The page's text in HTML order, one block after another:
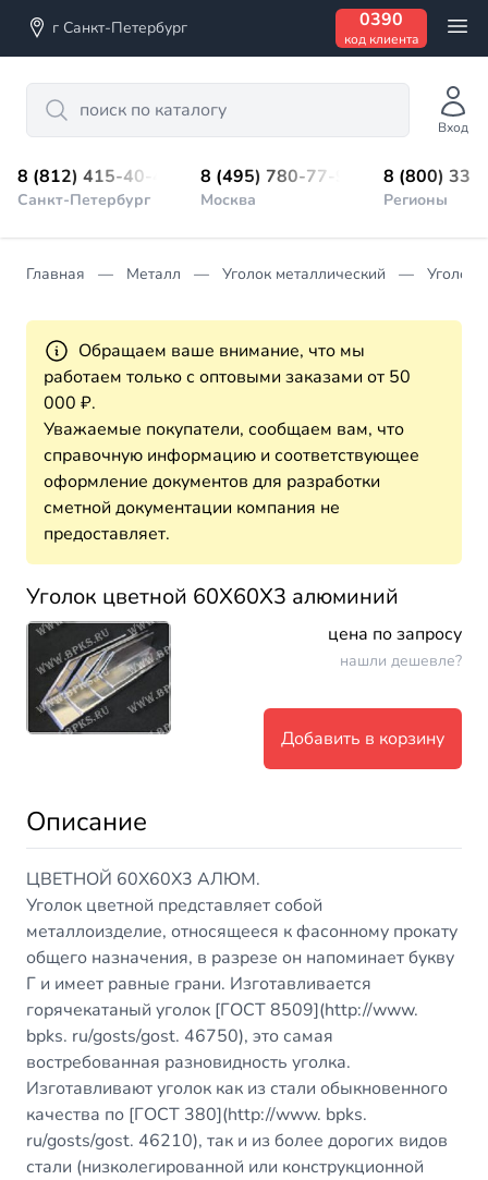
г Санкт-Петербург 0390
код клиента
Search
Вход
8 (812) 415-40-45
Санкт-Петербург
8 (495) 780-77-98
Москва
8 (800)
Регионы
Главная Металл Уголок металлический Уголок
Обращаем ваше внимание, что мы
работаем только с оптовыми заказами от 50
000 ₽.
Уважаемые покупатели, сообщаем вам, что
справочную информацию и соответствующее
оформление документов для разработки
сметной документации компания не
предоставляет.
Уголок цветной 60Х60Х3 алюминий
цена по запросу
нашли дешевле?
Добавить в корзину
Описание
ЦВЕТНОЙ 60Х60Х3 АЛЮМ.
Уголок цветной представляет собой
металлоизделие, относящееся к фасонному прокату
общего назначения, в разрезе он напоминает букву
Г и имеет равные грани. Изготавливается
горячекатаный уголок [ГОСТ 8509](http://www.
bpks. ru/gosts/gost. 46750), это самая
востребованная разновидность уголка.
Изготавливают уголок как из стали обыкновенного
качества по [ГОСТ 380](http://www. bpks.
ru/gosts/gost. 46210), так и из более дорогих видов
стали (низколегированной или конструкционной